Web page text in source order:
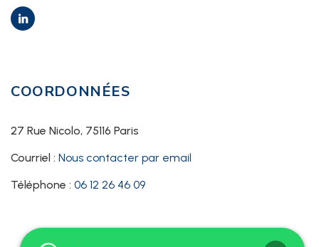
COORDONNÉES
27 Rue Nicolo, 75116 Paris
Courriel : Nous contacter par email
Téléphone : 06 12 26 46 09